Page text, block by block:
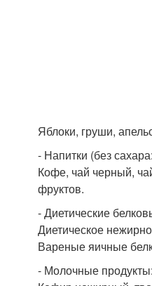
Яблоки, груши,
- Напитки (без сахара:
Кофе, чай черный,
фруктов.
- Диетические
Диетическое
Вареные яичные
- Молочные продукты: